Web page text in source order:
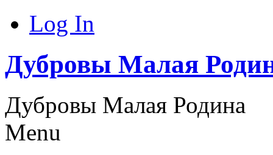
Log In
Дубровы Малая
Дубровы Малая Родина
Menu